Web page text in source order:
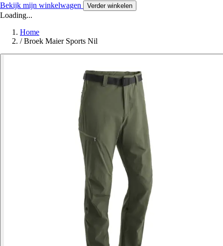
Bekijk mijn winkelwagen Verder winkelen
Loading...
Home
/ Broek Maier Sports Nil